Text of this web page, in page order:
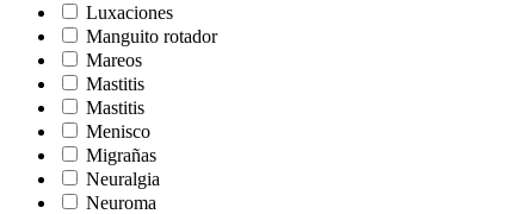
Luxaciones
Manguito rotador
Mareos
Mastitis
Mastitis
Menisco
Migrañas
Neuralgia
Neuroma